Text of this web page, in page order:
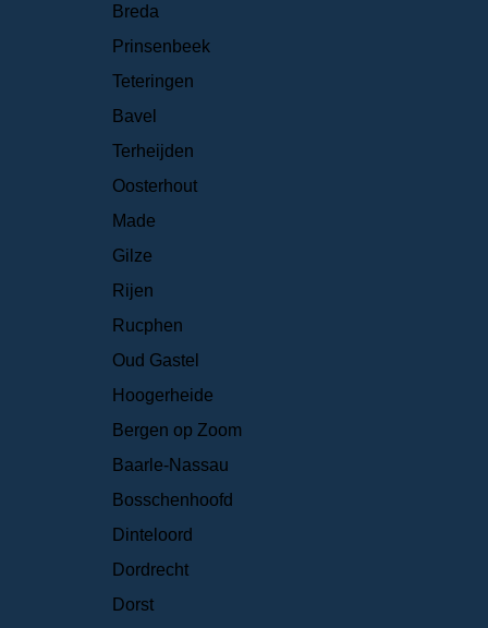
Breda
Prinsenbeek
Teteringen
Bavel
Terheijden
Oosterhout
Made
Gilze
Rijen
Rucphen
Oud Gastel
Hoogerheide
Bergen op Zoom
Baarle-Nassau
Bosschenhoofd
Dinteloord
Dordrecht
Dorst